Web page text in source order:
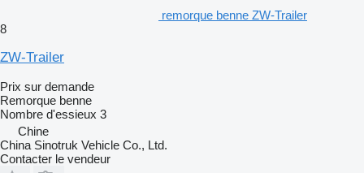
remorque benne ZW-Trailer
8
ZW-Trailer
Prix sur demande
Remorque benne
Nombre d'essieux 3
Chine
China Sinotruk Vehicle Co., Ltd.
Contacter le vendeur